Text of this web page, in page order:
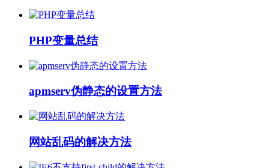
PHP变量总结
apmserv伪静态的设置方法
网站乱码的解决方法